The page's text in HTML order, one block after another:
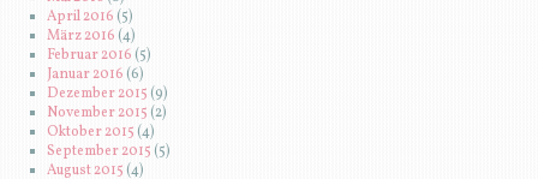
April 2016(5)
März 2016 (4)
Februar 2016(5)
Januar 2016 (6)
Dezember 2015 (9)
November 2015 (2)
Oktober 2015 (4)
September 2015 (5)
August 2015 (4)